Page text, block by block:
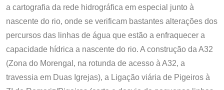
a cartografia da rede hidrográfica em especial junto à
nascente do rio, onde se verificam bastantes alterações dos
percursos das linhas de água que estão a enfraquecer a
capacidade hídrica a nascente do rio. A construção da A32
(Zona do Morengal, na rotunda de acesso à A32, a
travessia em Duas Igrejas), a Ligação viária de Pigeiros à